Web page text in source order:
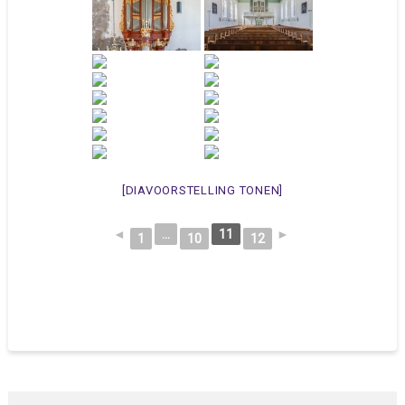
[DIAVOORSTELLING TONEN]
◄ 1 ... 10 11 12 ►